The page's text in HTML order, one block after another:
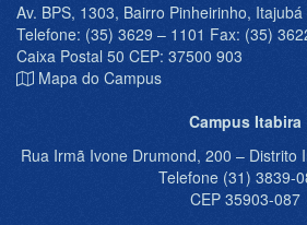
Av. BPS, 1303, Bairro Pinheirinho, Itajubá
Telefone: (35) 3629 – 1101 Fax: (35)
Caixa Postal 50 CEP: 37500 903
Mapa do Campus
Campus Itabira
Rua Irmã Ivone Drumond, 200 – Distrito
Telefone (31) 3839-
CEP 35903-087